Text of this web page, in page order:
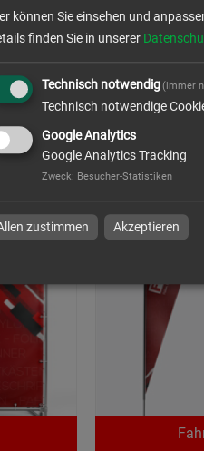
können Sie einsehen und
finden Sie in unserer
Technisch notwendig(immer
Technisch notwendige
Google Analytics
Google Analytics Tracking
Zweck: Besucher-Statistiken
zustimmen Akzeptieren